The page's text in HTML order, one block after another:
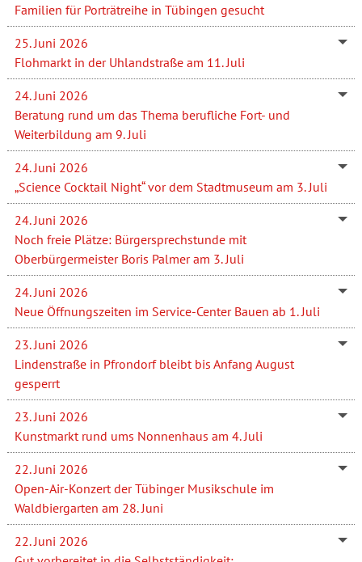
Familien für Porträtreihe in Tübingen gesucht
25. Juni 2026
Flohmarkt in der Uhlandstraße am 11. Juli
24. Juni 2026
Beratung rund um das Thema berufliche Fort- und
Weiterbildung am 9. Juli
24. Juni 2026
„Science Cocktail Night“ vor dem Stadtmuseum am 3. Juli
24. Juni 2026
Noch freie Plätze: Bürgersprechstunde mit
Oberbürgermeister Boris Palmer am 3. Juli
24. Juni 2026
Neue Öffnungszeiten im Service-Center Bauen ab 1. Juli
23. Juni 2026
Lindenstraße in Pfrondorf bleibt bis Anfang August
gesperrt
23. Juni 2026
Kunstmarkt rund ums Nonnenhaus am 4. Juli
22. Juni 2026
Open-Air-Konzert der Tübinger Musikschule im
Waldbiergarten am 28. Juni
22. Juni 2026